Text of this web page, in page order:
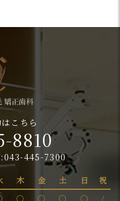
こちら
8810
445-7300
木 金 土 日
祝
〇 〇 〇 〇 /